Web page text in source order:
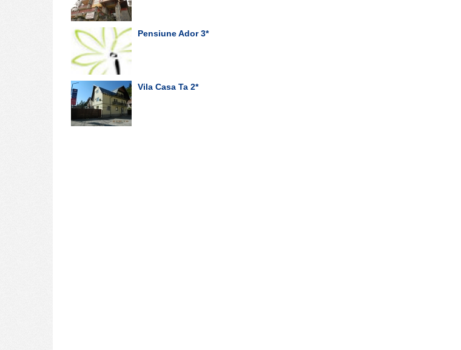
Pensiune Ador 3*
Vila Casa Ta 2*